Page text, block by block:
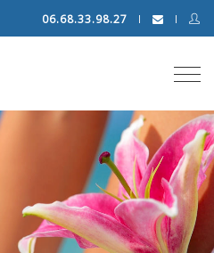
06.68.33.98.27